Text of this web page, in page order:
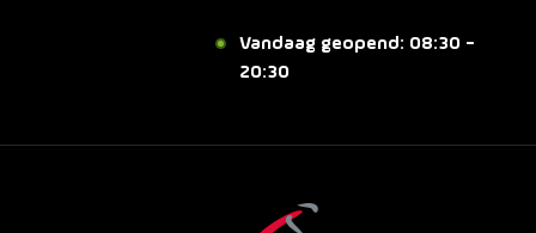
Vandaag geopend: 08:30 -
20:30